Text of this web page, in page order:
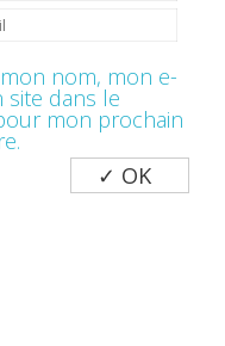
nom, mon e-
site dans le
mon prochain